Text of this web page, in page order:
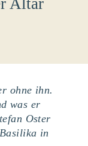
Altar
ohne ihn.
was er
Oster
in